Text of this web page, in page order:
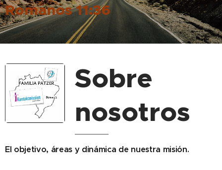
Romanos 11:36
Sobre
nosotros
El objetivo, áreas y dinámica de nuestra misión.